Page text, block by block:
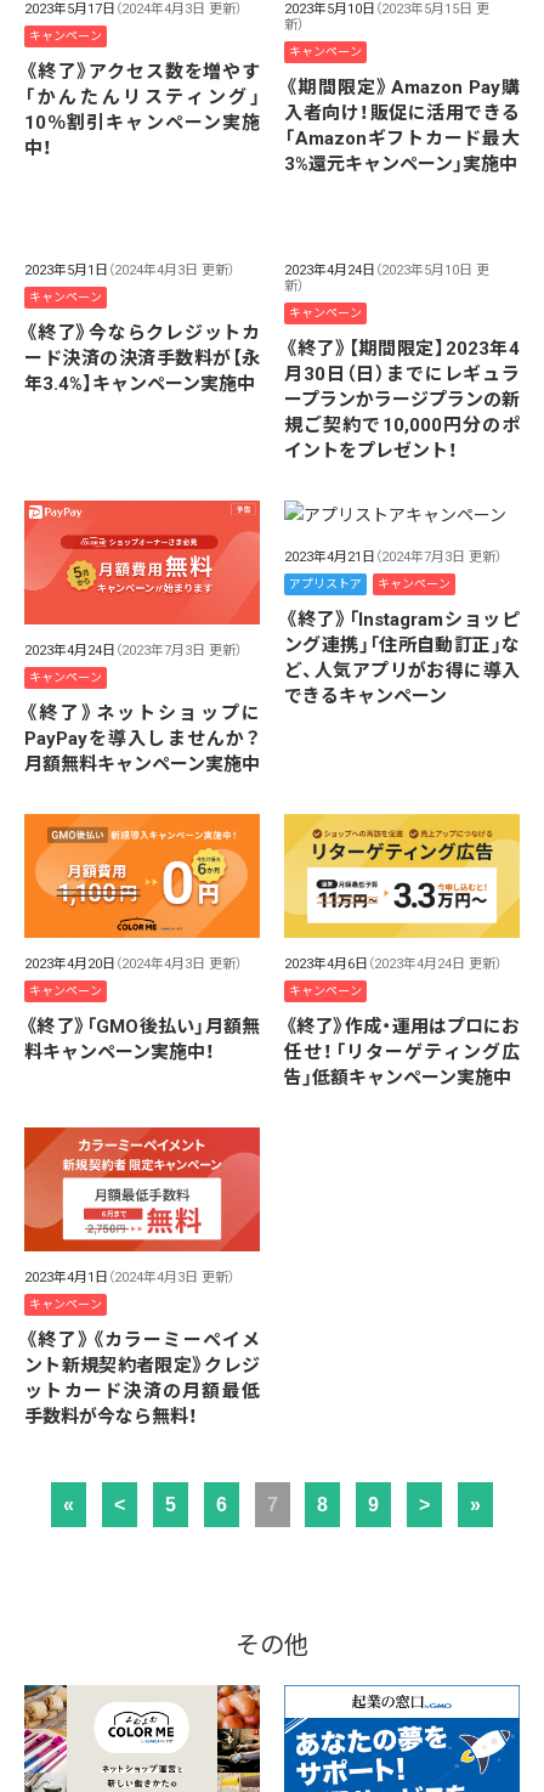
2023年5月17日 （2024年4月3日 更新）
キャンペーン
《終了》アクセス数を増やす
「かんたんリスティング」
10％割引キャンペーン実施
中！
2023年5月10日 （2023年5月15日 更
新）
キャンペーン
《期間限定》Amazon Pay購
入者向け！販促に活用できる
「Amazonギフトカード最大
3%還元キャンペーン」実施中
2023年5月1日 （2024年4月3日 更新）
キャンペーン
《終了》今ならクレジットカ
ード決済の決済手数料が【永
年3.4%】キャンペーン実施中
2023年4月24日 （2023年5月10日 更
新）
キャンペーン
《終了》【期間限定】2023年4
月30日（日）までにレギュラ
ープランかラージプランの新
規ご契約で10,000円分のポ
イントをプレゼント！
2023年4月24日 （2023年7月3日 更新）
キャンペーン
《終了》ネットショップに
PayPayを導入しませんか？
月額無料キャンペーン実施中
2023年4月21日 （2024年7月3日 更新）
アプリストア キャンペーン
《終了》「Instagramショッピ
ング連携」「住所自動訂正」な
ど、人気アプリがお得に導入
できるキャンペーン
2023年4月20日 （2024年4月3日 更新）
キャンペーン
《終了》「GMO後払い」月額無
料キャンペーン実施中！
2023年4月6日 （2023年4月24日 更新）
キャンペーン
《終了》作成・運用はプロにお
任せ！「リターゲティング広
告」低額キャンペーン実施中
2023年4月1日 （2024年4月3日 更新）
キャンペーン
《終了》《カラーミーペイメ
ント新規契約者限定》クレジ
ットカード決済の月額最低
手数料が今なら無料！
« < 5 6 7 8 9 > »
その他